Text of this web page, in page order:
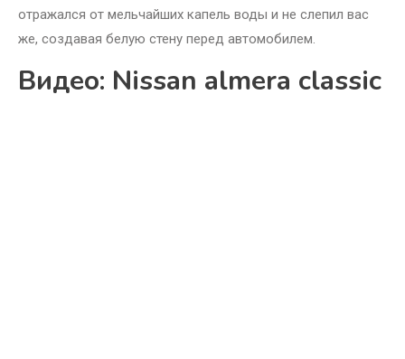
отражался от мельчайших капель воды и не слепил вас
же, создавая белую стену перед автомобилем.
Видео: Nissan almera classic